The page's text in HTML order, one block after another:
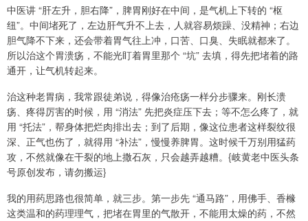
中医讲 “肝左升，胆右降”，脾胃刚好在中间，是气机上下转的 “枢
纽”。中间堵死了，左边肝气升不上去，人就容易烦躁、没精神；右边
胆气降不下来，还会带着胃气往上冲，口苦、口臭、失眠就都来了。
所以治这个胃溃疡，不能光盯着胃里那个 “坑” 去填，得先把堵着的路
通开，让气机转起来。
治这种老胃病，我常跟徒弟说，得像治疮疡一样分步骤来。刚长溃
疡、疼得厉害的时候，用 “消法” 先把炎症压下去；等不怎么疼了，就
用 “托法”，帮身体把烂肉排出去；到了后期，像这位患者这样裂纹很
深、正气也伤了，就得用 “补法”，慢慢养脾胃。这时候千万别用猛药
攻，不然就像在干裂的地上撒石灰，只会越弄越糟。{岐黄老中医头条
号原创发布，请勿搬运}
我的用药思路也很简单，就三步。第一步先 “通马路”，用佛手、香橼
这类温和的药理理气，把堵在胃里的气散开，不能用太燥的药，不然